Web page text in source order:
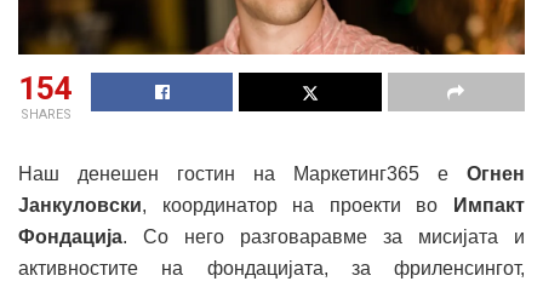
154
SHARES
Наш денешен гостин на Маркетинг365 е Огнен
Јанкуловски, координатор на проекти во
Импакт
Фондација. Со него разговаравме за мисијата и
активностите на фондацијата, за фриленсингот,